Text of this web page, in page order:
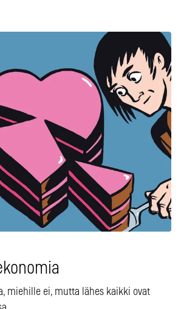
miehille ei, mutta lähes kaikki ovat